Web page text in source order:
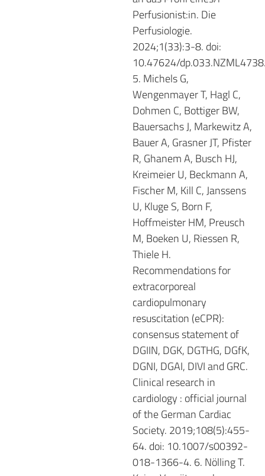
Perfusionist:in. Die
Perfusiologie.
2024;1(33):3-8. doi:
10.47624/
5. Michels G,
Wengenmayer T, Hagl C,
Dohmen C, Bottiger BW,
Bauersachs J, Markewitz A,
Bauer A, Grasner JT, Pfister
R, Ghanem A, Busch HJ,
Kreimeier U, Beckmann A,
Fischer M, Kill C, Janssens
U, Kluge S, Born F,
Hoffmeister HM, Preusch
M, Boeken U, Riessen R,
Thiele H.
Recommendations for
extracorporeal
cardiopulmonary
resuscitation (eCPR):
consensus statement of
DGIIN, DGK, DGTHG, DGfK,
DGNI, DGAI, DIVI and GRC.
Clinical research in
cardiology : official journal
of the German Cardiac
Society. 2019;108(5):455-
64. doi: 10.1007/s00392-
018-1366-4. 6. Nölling T.